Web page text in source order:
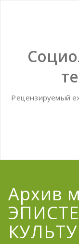
Рецензируемый
Архив